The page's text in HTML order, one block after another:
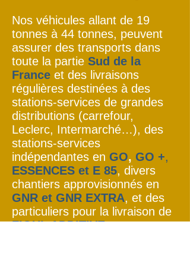
Nos véhicules allant de 19
tonnes à 44 tonnes, peuvent
assurer des transports dans
toute la partie Sud de la
France et des livraisons
régulières destinées à des
stations-services de grandes
distributions (carrefour,
Leclerc, Intermarché…), des
stations-services
indépendantes en GO, GO +,
ESSENCES et E 85, divers
chantiers approvisionnés en
GNR et GNR EXTRA, et des
particuliers pour la livraison de
FIOUL ADDITIVE.